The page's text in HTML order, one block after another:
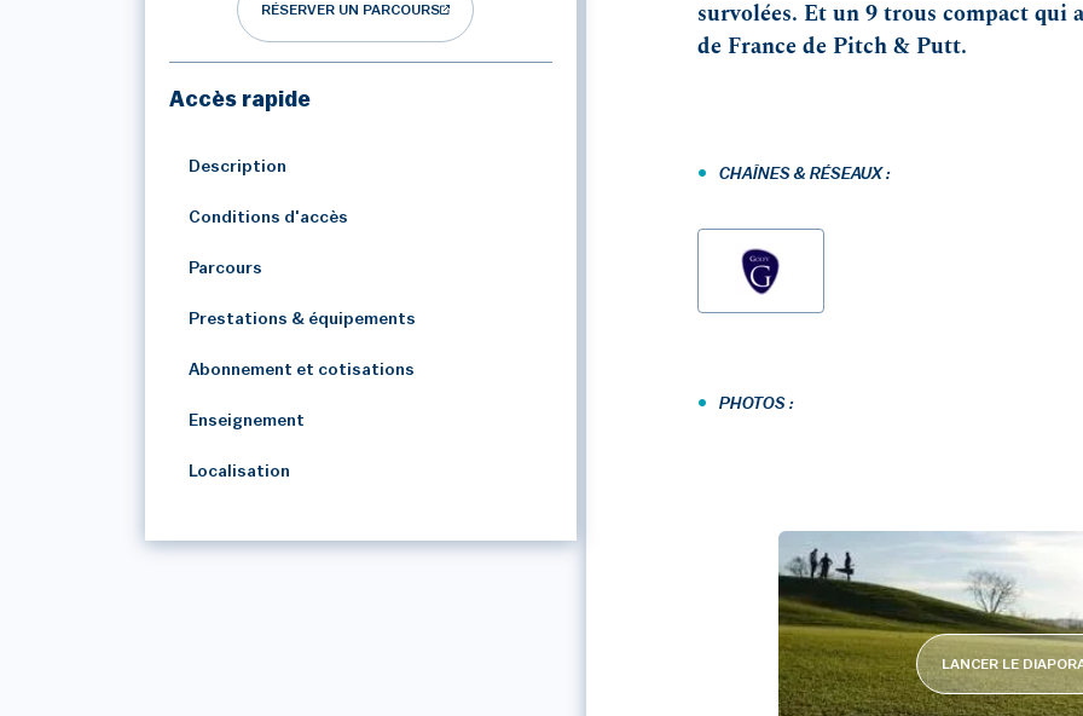
RÉSERVER UN PARCOURS
Accès rapide
Description
Conditions d'accès
Parcours
Prestations & équipements
Abonnement et cotisations
Enseignement
Localisation
survolées. Et un 9 trous compact qui
de France de Pitch & Putt.
• CHAÎNES & RÉSEAUX :
• PHOTOS :
LANCER LE